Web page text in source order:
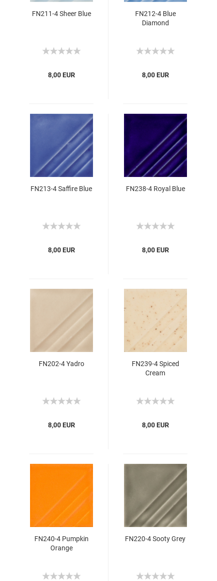
FN211-4 Sheer Blue
8,00 EUR
FN212-4 Blue
Diamond
8,00 EUR
FN213-4 Saffire Blue
8,00 EUR
FN238-4 Royal Blue
8,00 EUR
FN202-4 Yadro
8,00 EUR
FN239-4 Spiced
Cream
8,00 EUR
FN240-4 Pumpkin
Orange
FN220-4 Sooty Grey